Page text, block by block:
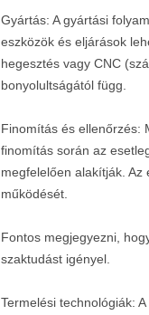
Gyártás: A gyártási
eszközök és eljárások
hegesztés vagy CNC
bonyolultságától függ.
Finomítás és ellenőrzés:
finomítás során az
megfelelően alakítják.
működését.
Fontos megjegyezni,
szaktudást igényel.
Termelési technológiák: